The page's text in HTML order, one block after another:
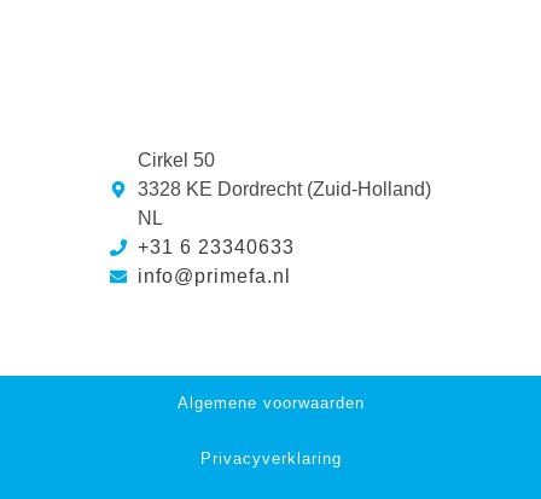
Cirkel 50
3328 KE Dordrecht (Zuid-Holland)
NL
+31 6 23340633
info@primefa.nl
Algemene voorwaarden
Privacyverklaring